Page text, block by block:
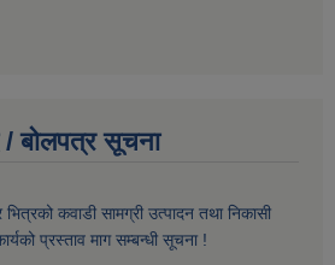
/ बोलपत्र सूचना
भित्रको कवाडी सामग्री उत्पादन तथा निकासी
प्रस्ताव माग सम्बन्धी सूचना !